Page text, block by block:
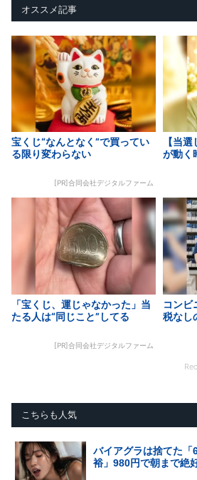
オススメ記事
宝くじ“なんとなく”で買ってい
る限り変わらない
[PR]合同会社デジタルファーム
【当
が動く
「宝くじ、運じゃなかった」当
たる人は“同じこと”してる
[PR]合同会社デジタルファーム
コンビ
税なし
こちらも人気
バイアグラは捨てた
裕」980円で朝まで絶